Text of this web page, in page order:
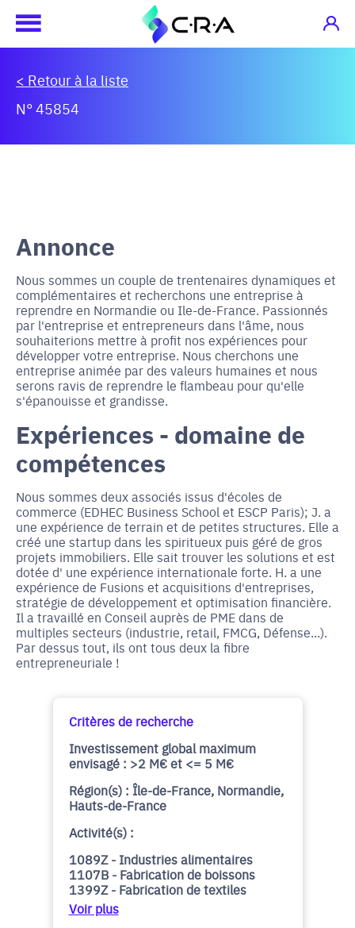
< Retour à la liste
N° 45854
Annonce
Nous sommes un couple de trentenaires dynamiques et
complémentaires et recherchons une entreprise à
reprendre en Normandie ou Ile-de-France. Passionnés
par l'entreprise et entrepreneurs dans l'âme, nous
souhaiterions mettre à profit nos expériences pour
développer votre entreprise. Nous cherchons une
entreprise animée par des valeurs humaines et nous
serons ravis de reprendre le flambeau pour qu'elle
s'épanouisse et grandisse.
Expériences - domaine de
compétences
Nous sommes deux associés issus d'écoles de
commerce (EDHEC Business School et ESCP Paris); J. a
une expérience de terrain et de petites structures. Elle a
créé une startup dans les spiritueux puis géré de gros
projets immobiliers. Elle sait trouver les solutions et est
dotée d' une expérience internationale forte. H. a une
expérience de Fusions et acquisitions d'entreprises,
stratégie de développement et optimisation financière.
Il a travaillé en Conseil auprès de PME dans de
multiples secteurs (industrie, retail, FMCG, Défense...).
Par dessus tout, ils ont tous deux la fibre
entrepreneuriale !
Critères de recherche
Investissement global maximum
envisagé : >2 M€ et <= 5 M€
Région(s) : Île-de-France, Normandie,
Hauts-de-France
Activité(s) :
1089Z - Industries alimentaires
1107B - Fabrication de boissons
1399Z - Fabrication de textiles
Voir plus